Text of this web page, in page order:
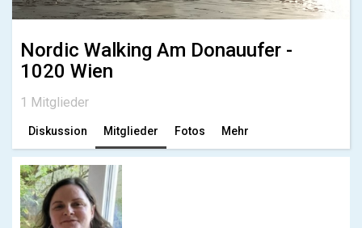
Nordic Walking Am Donauufer -
1020 Wien
1 Mitglieder
Diskussion Mitglieder Fotos Mehr